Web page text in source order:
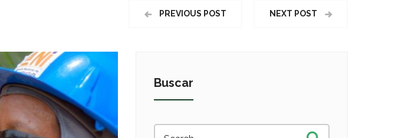
PREVIOUS POST NEXT POST
Buscar